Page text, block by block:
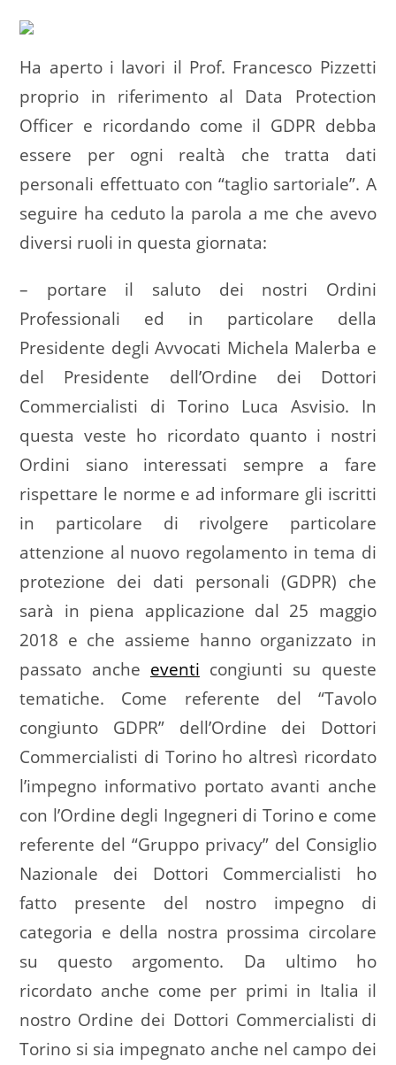
Ha aperto i lavori il Prof. Francesco Pizzetti
proprio in riferimento al Data Protection
Officer e ricordando come il GDPR debba
essere per ogni realtà che tratta dati
personali effettuato con “taglio sartoriale”. A
seguire ha ceduto la parola a me che avevo
diversi ruoli in questa giornata:
– portare il saluto dei nostri Ordini
Professionali ed in particolare della
Presidente degli Avvocati Michela Malerba e
del Presidente dell’Ordine dei Dottori
Commercialisti di Torino Luca Asvisio. In
questa veste ho ricordato quanto i nostri
Ordini siano interessati sempre a fare
rispettare le norme e ad informare gli iscritti
in particolare di rivolgere particolare
attenzione al nuovo regolamento in tema di
protezione dei dati personali (GDPR) che
sarà in piena applicazione dal 25 maggio
2018 e che assieme hanno organizzato in
passato anche eventi congiunti su queste
tematiche. Come referente del “Tavolo
congiunto GDPR” dell’Ordine dei Dottori
Commercialisti di Torino ho altresì ricordato
l’impegno informativo portato avanti anche
con l’Ordine degli Ingegneri di Torino e come
referente del “Gruppo privacy” del Consiglio
Nazionale dei Dottori Commercialisti ho
fatto presente del nostro impegno di
categoria e della nostra prossima circolare
su questo argomento. Da ultimo ho
ricordato anche come per primi in Italia il
nostro Ordine dei Dottori Commercialisti di
Torino si sia impegnato anche nel campo dei